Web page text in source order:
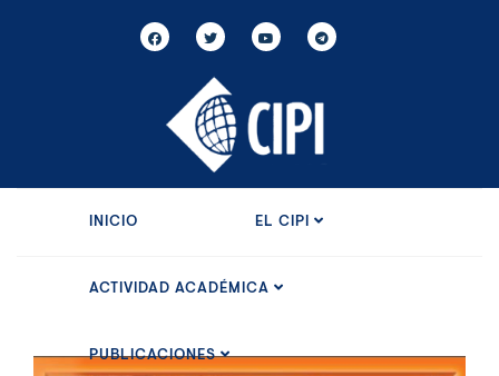
INICIO EL CIPI
ACTIVIDAD ACADÉMICA
PUBLICACIONES